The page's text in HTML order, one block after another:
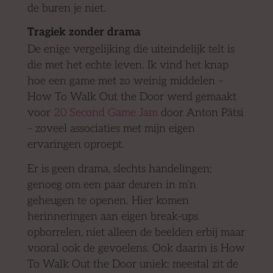
de buren je niet.
Tragiek zonder drama
De enige vergelijking die uiteindelijk telt is
die met het echte leven. Ik vind het knap
hoe een game met zo weinig middelen –
How To Walk Out the Door werd gemaakt
voor 20 Second Game Jamdoor Anton Pätsi
– zoveel associaties met mijn eigen
ervaringen oproept.
Er is geen drama, slechts handelingen;
genoeg om een paar deuren in m’n
geheugen te openen. Hier komen
herinneringen aan eigen break-ups
opborrelen, niet alleen de beelden erbij maar
vooral ook de gevoelens. Ook daarin is How
To Walk Out the Door uniek: meestal zit de